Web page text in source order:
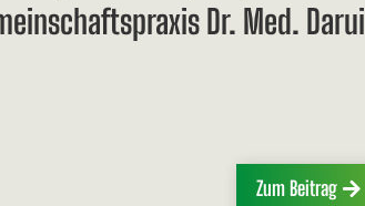
Dr. Med. Darui
Zum Beitrag